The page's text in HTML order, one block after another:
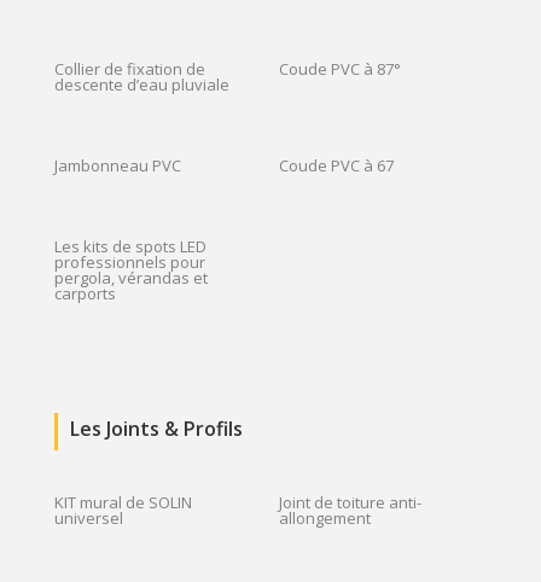
Collier de fixation de
descente d’eau pluviale
Coude PVC à 87°
Jambonneau PVC Coude PVC à 67
Les kits de spots LED
professionnels pour
pergola, vérandas et
carports
Les Joints & Profils
KIT mural de SOLIN
universel
Joint de toiture anti-
allongement